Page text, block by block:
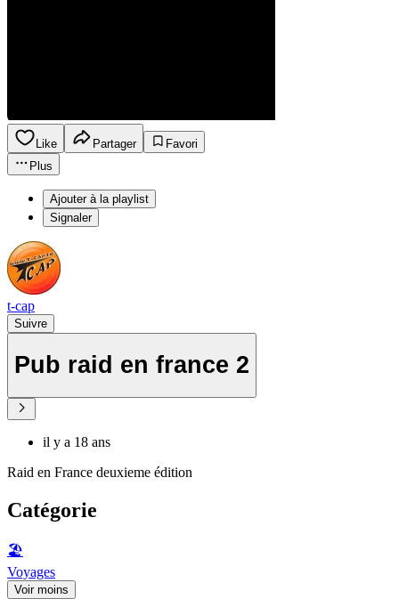
Like Partager
Favori
Plus
Ajouter à la playlist
Signaler
t-cap
Suivre
Pub raid en france 2
il y a 18 ans
Raid en France deuxieme édition
Catégorie
🏖
Voyages
Voir moins